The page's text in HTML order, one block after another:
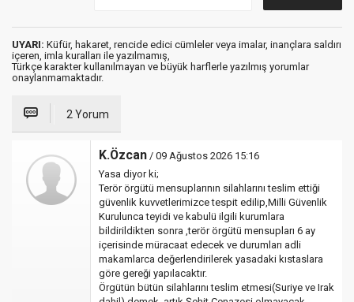
UYARI: Küfür, hakaret, rencide edici cümleler veya imalar, inançlara saldırı
içeren, imla kuralları ile yazılmamış,
Türkçe karakter kullanılmayan ve büyük harflerle yazılmış yorumlar
onaylanmamaktadır.
2 Yorum
K.Özcan / 09 Ağustos 2026 15:16
Yasa diyor ki;
Terör örgütü mensuplarının silahlarını teslim ettiği
güvenlik kuvvetlerimizce tespit edilip,Milli Güvenlik
Kurulunca teyidi ve kabulü ilgili kurumlara
bildirildikten sonra ,terör örgütü mensupları 6 ay
içerisinde müracaat edecek ve durumları adli
makamlarca değerlendirilerek yasadaki kıstaslara
göre gereği yapılacaktır.
Örgütün bütün silahlarını teslim etmesi(Suriye ve Irak